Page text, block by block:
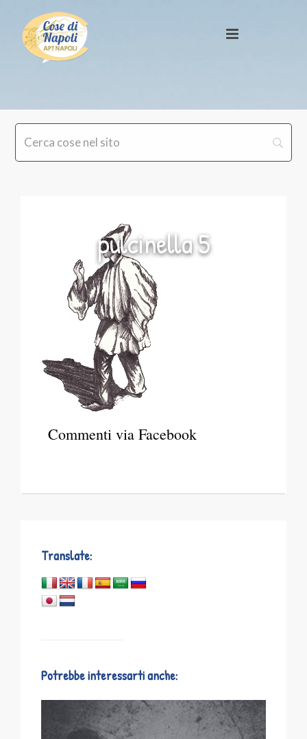
pulcinella 5
Commenti via Facebook
Translate:
Potrebbe interessarti anche: